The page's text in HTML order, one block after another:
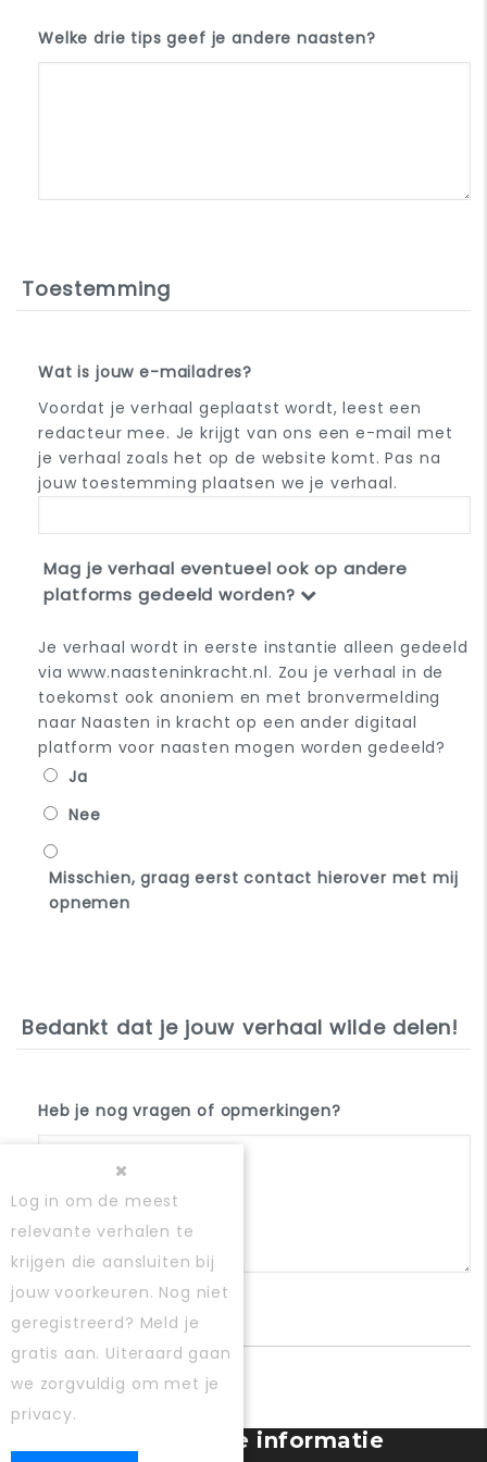
Welke drie tips geef je andere naasten?
Toestemming
Wat is jouw e-mailadres?
Voordat je verhaal geplaatst wordt, leest een
redacteur mee. Je krijgt van ons een e-mail met
je verhaal zoals het op de website komt. Pas na
jouw toestemming plaatsen we je verhaal.
Mag je verhaal eventueel ook op andere
platforms gedeeld worden?
Je verhaal wordt in eerste instantie alleen gedeeld
via www.naasteninkracht.nl. Zou je verhaal in de
toekomst ook anoniem en met bronvermelding
naar Naasten in kracht op een ander digitaal
platform voor naasten mogen worden gedeeld?
Ja
Nee
Misschien, graag eerst contact hierover met mij
opnemen
Bedankt dat je jouw verhaal wilde delen!
Heb je nog vragen of opmerkingen?
Gebruiker registratie informatie
Log in om de meest
relevante verhalen te
krijgen die aansluiten bij
jouw voorkeuren. Nog niet
geregistreerd? Meld je
gratis aan. Uiteraard gaan
we zorgvuldig om met je
privacy.